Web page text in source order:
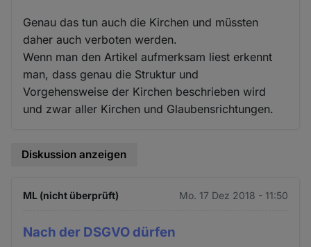
Genau das tun auch die Kirchen und müssten
daher auch verboten werden.
Wenn man den Artikel aufmerksam liest erkennt
man, dass genau die Struktur und
Vorgehensweise der Kirchen beschrieben wird
und zwar aller Kirchen und Glaubensrichtungen.
Diskussion anzeigen
ML (nicht überprüft) Mo. 17 Dez 2018 - 11:50
Nach der DSGVO dürfen